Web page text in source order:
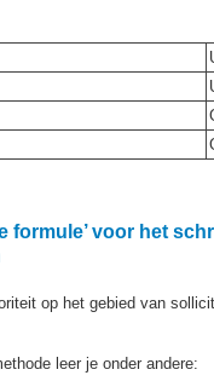
formule’ voor het
op het gebied van
leer je onder andere: